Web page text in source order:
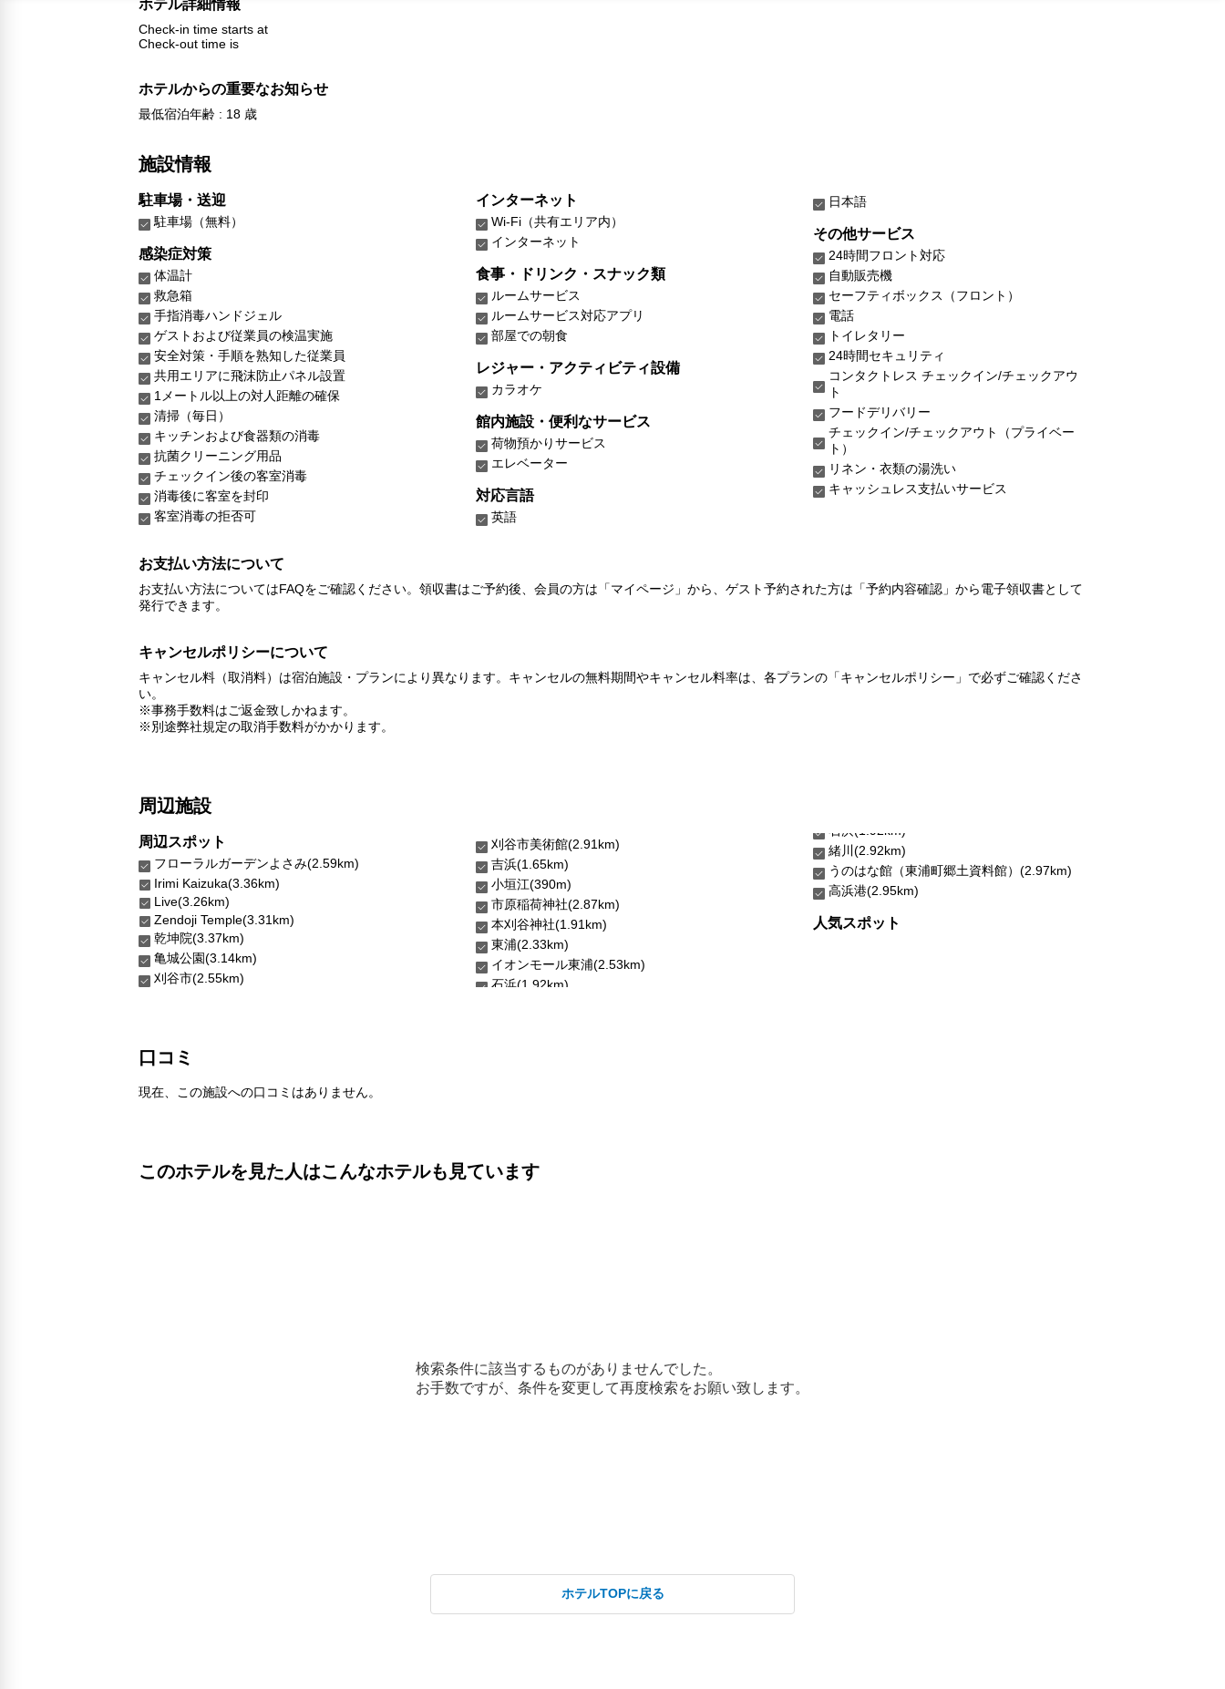
ホテル詳細情報
Check-in time starts at
Check-out time is
ホテルからの重要なお知らせ
最低宿泊年齢 : 18 歳
施設情報
駐車場・送迎
駐車場（無料）
感染症対策
体温計
救急箱
手指消毒ハンドジェル
ゲストおよび従業員の検温実施
安全対策・手順を熟知した従業員
共用エリアに飛沫防止パネル設置
1メートル以上の対人距離の確保
清掃（毎日）
キッチンおよび食器類の消毒
抗菌クリーニング用品
チェックイン後の客室消毒
消毒後に客室を封印
客室消毒の拒否可
インターネット
Wi-Fi（共有エリア内）
インターネット
食事・ドリンク・スナック類
ルームサービス
ルームサービス対応アプリ
部屋での朝食
レジャー・アクティビティ設備
カラオケ
館内施設・便利なサービス
荷物預かりサービス
エレベーター
対応言語
英語
日本語
その他サービス
24時間フロント対応
自動販売機
セーフティボックス（フロント）
電話
トイレタリー
24時間セキュリティ
コンタクトレス チェックイン/チェックアウ
ト
フードデリバリー
チェックイン/チェックアウト（プライベー
ト）
リネン・衣類の湯洗い
キャッシュレス支払いサービス
お支払い方法について
お支払い方法についてはFAQをご確認ください。領収書はご予約後、会員の方は「マイページ」から、ゲスト予約された方は「予約内容確認」から電子領収書として
発行できます。
キャンセルポリシーについて
キャンセル料（取消料）は宿泊施設・プランにより異なります。キャンセルの無料期間やキャンセル料率は、各プランの「キャンセルポリシー」で必ずご確認くださ
い。
※事務手数料はご返金致しかねます。
※別途弊社規定の取消手数料がかかります。
周辺施設
周辺スポット
フローラルガーデンよさみ(2.59km)
Irimi Kaizuka(3.36km)
Live(3.26km)
Zendoji Temple(3.31km)
乾坤院(3.37km)
亀城公園(3.14km)
刈谷市(2.55km)
刈谷市美術館(2.91km)
吉浜(1.65km)
小垣江(390m)
市原稲荷神社(2.87km)
本刈谷神社(1.91km)
東浦(2.33km)
イオンモール東浦(2.53km)
石浜(1.92km)
緒川(2.92km)
うのはな館（東浦町郷土資料館）(2.97km)
高浜港(2.95km)
人気スポット
口コミ
現在、この施設への口コミはありません。
このホテルを見た人はこんなホテルも見ています
ホテルTOPに戻る